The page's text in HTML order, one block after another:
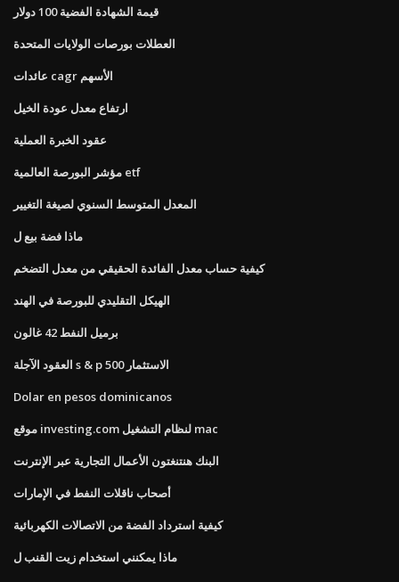
قيمة الشهادة الفضية 100 دولار
العطلات بورصات الولايات المتحدة
عائدات cagr الأسهم
ارتفاع معدل عودة الخيل
عقود الخبرة العملية
مؤشر البورصة العالمية etf
المعدل المتوسط ​​السنوي لصيغة التغيير
ماذا فضة بيع ل
كيفية حساب معدل الفائدة الحقيقي من معدل التضخم
الهيكل التقليدي للبورصة في الهند
برميل النفط 42 غالون
العقود الآجلة s & p 500 الاستثمار
Dolar en pesos dominicanos
موقع investing.com لنظام التشغيل mac
البنك هنتنغتون الأعمال التجارية عبر الإنترنت
أصحاب ناقلات النفط في الإمارات
كيفية استرداد الفضة من الاتصالات الكهربائية
ماذا يمكنني استخدام زيت القنب ل